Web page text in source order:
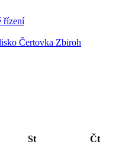
řízení
Čertovka Zbiroh
St Čt